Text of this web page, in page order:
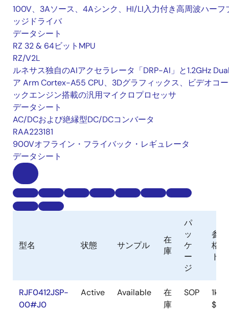
100V、3Aソース、4Aシンク、HI/LI入力付き高周波ハーフ
ッジドライバ
データシート
RZ 32 & 64ビットMPU
RZ/V2L
ルネサス独自のAIアクセラレータ「DRP-AI」と1.2GHz
ア Arm Cortex-A55 CPU、3Dグラフィックス、ビデオコ
ックエンジン搭載の汎用マイクロプロセッサ
データシート
AC/DCおよび絶縁型DC/DCコンバータ
RAA223181
900Vオフライン・フライバック・レギュレータ
データシート
型名 状態 サンプル
在
庫
パ
ッ
ケ
ー
ジ
参
格
ド
RJF0412JSP-
00#J0
Active Available
在
庫
SOP
1ku |